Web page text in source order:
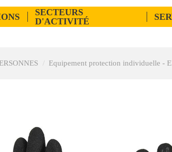
SECTEURS
D'ACTIVITÉ
Equipement protection individuelle -